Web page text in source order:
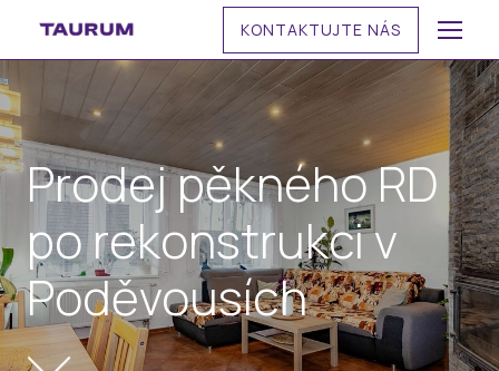
MENU
KONTAKTUJTE NÁS
Prodej pěkného RD
po rekonstrukci v
Poděvousích